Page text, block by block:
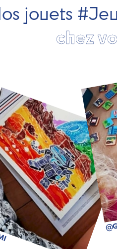
jouets
chez